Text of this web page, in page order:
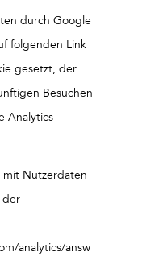
durch Google
folgenden Link
gesetzt, der
Besuchen
Analytics
mit Nutzerdaten
der
analytics/answ